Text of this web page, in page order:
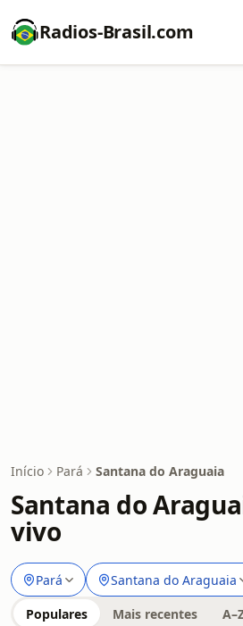
Radios-Brasil.com
Início Pará Santana do Araguaia
Santana do
vivo
Pará Santana do Araguaia
Populares Mais recentes